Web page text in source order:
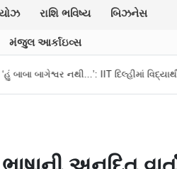
રાશિ ભવિષ્ય બિઝનેસ
મંજુલ આર્કાઇવ્સ
IIT દિલ્હીમાં વિદ્યાર્થીઓ સાથે PM